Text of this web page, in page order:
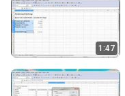
1:47